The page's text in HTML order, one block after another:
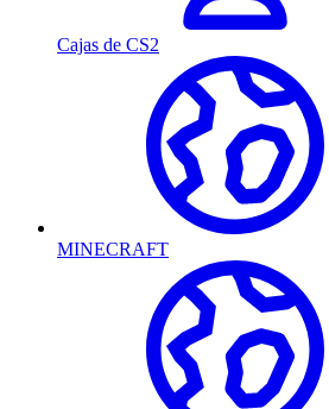
Cajas de CS2
MINECRAFT